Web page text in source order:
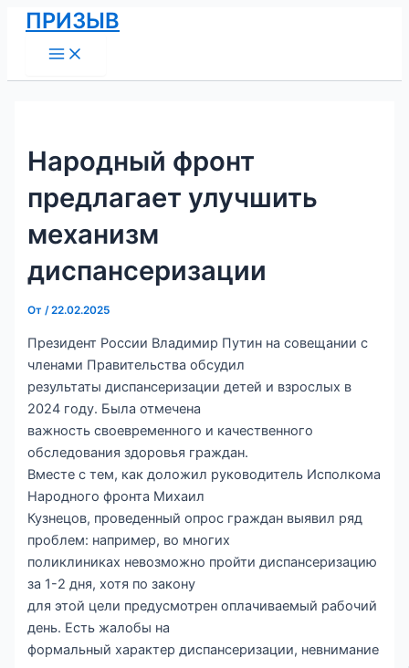
Перейти
содержимому
ПРИЗЫВ
Menu
Народный фронт
предлагает улучшить
механизм
диспансеризации
От/22.02.2025
Президент России Владимир Путин на совещании с
членами Правительства обсудил
результаты диспансеризации детей и взрослых в
2024 году. Была отмечена
важность своевременного и качественного
обследования здоровья граждан.
Вместе с тем, как доложил руководитель Исполкома
Народного фронта Михаил
Кузнецов, проведенный опрос граждан выявил ряд
проблем: например, во многих
поликлиниках невозможно пройти диспансеризацию
за 1-2 дня, хотя по закону
для этой цели предусмотрен оплачиваемый рабочий
день. Есть жалобы на
формальный характер диспансеризации, невнимание
Навигация
по
записям